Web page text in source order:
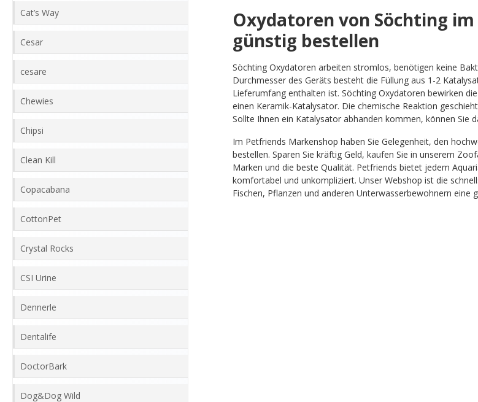
Cat’s Way
Cesar
cesare
Chewies
Chipsi
Clean Kill
Copacabana
CottonPet
Crystal Rocks
CSI Urine
Dennerle
Dentalife
DoctorBark
Dog&Dog Wild
Oxydatoren von Söchting
günstig bestellen
Söchting Oxydatoren arbeiten stromlos, benötigen keine
Durchmesser des Geräts besteht die Füllung aus 1-2
Lieferumfang enthalten ist. Söchting Oxydatoren bewirken
einen Keramik-Katalysator. Die chemische Reaktion
Sollte Ihnen ein Katalysator abhanden kommen, können Sie
Im Petfriends Markenshop haben Sie Gelegenheit, den
bestellen. Sparen Sie kräftig Geld, kaufen Sie in unserem
Marken und die beste Qualität. Petfriends bietet jedem
komfortabel und unkompliziert. Unser Webshop ist die
Fischen, Pflanzen und anderen Unterwasserbewohnern